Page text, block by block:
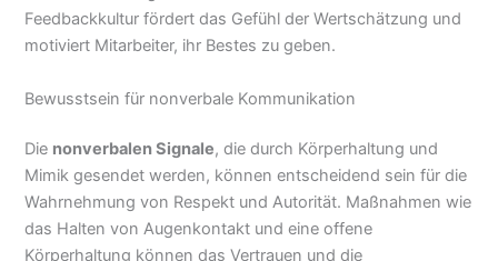
Feedbackkultur fördert das Gefühl der Wertschätzung und
motiviert Mitarbeiter, ihr Bestes zu geben.
Bewusstsein für nonverbale Kommunikation
Die nonverbalen Signale, die durch Körperhaltung und
Mimik gesendet werden, können entscheidend sein für die
Wahrnehmung von Respekt und Autorität. Maßnahmen wie
das Halten von Augenkontakt und eine offene
Körperhaltung können das Vertrauen und die